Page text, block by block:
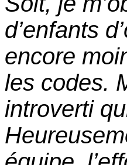
d’enfants
encore
les codes.
introverti